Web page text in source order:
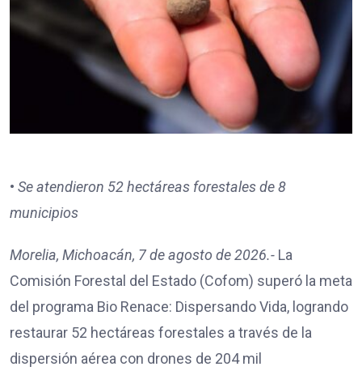
• Se atendieron 52 hectáreas forestales de 8
municipios
Morelia, Michoacán, 7 de agosto de 2026.- La
Comisión Forestal del Estado (Cofom) superó la meta
del programa Bio Renace: Dispersando Vida, logrando
restaurar 52 hectáreas forestales a través de la
dispersión aérea con drones de 204 mil